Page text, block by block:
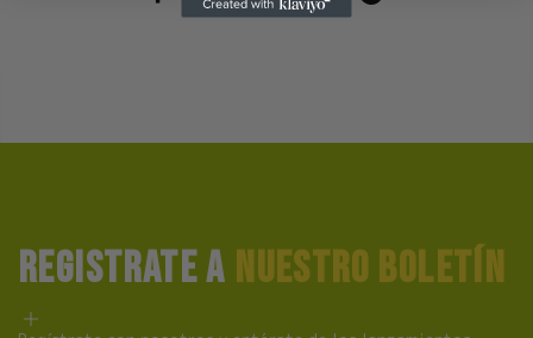
REGISTRATE A NUESTRO BOLETÍN